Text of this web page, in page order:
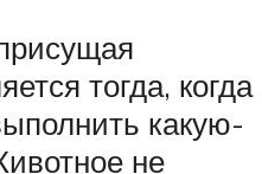
тогда, когда
какую-
не